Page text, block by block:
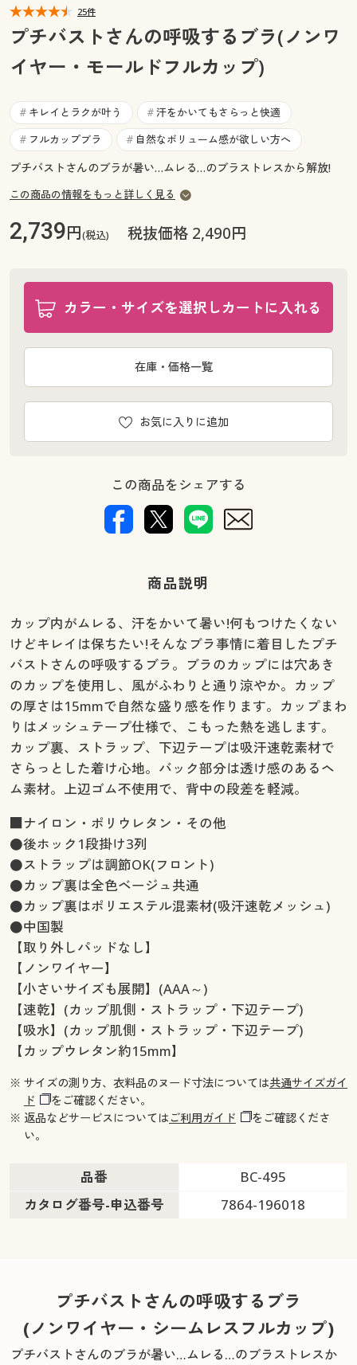
マイページ
閲覧履歴
お気に入り
サポート
ご利用ガイド
よくある質問とお問い合わせ
閲覧履歴
お気に入り
ご利用ガイド
よくある質問とお問い合わせ
25件
プチバストさんの呼吸するブラ(ノンワ
イヤー・モールドフルカップ)
# キレイとラクが叶う # 汗をかいてもさらっと快適
# フルカップブラ # 自然なボリューム感が欲しい方へ
プチバストさんのブラが暑い…ムレる…のブラストレスから解放!
この商品の情報をもっと詳しく見る
2,739円(税込) 税抜価格 2,490円
カラー・サイズを選択しカートに入れる
お気に入りに追加
在庫・価格一覧
この商品をシェアする
商品説明
カップ内がムレる、汗をかいて暑い!何もつけたくない
けどキレイは保ちたい!そんなブラ事情に着目したプチ
バストさんの呼吸するブラ。ブラのカップには穴あき
のカップを使用し、風がふわりと通り涼やか。カップ
の厚さは15mmで自然な盛り感を作ります。カップまわ
りはメッシュテープ仕様で、こもった熱を逃します。
カップ裏、ストラップ、下辺テープは吸汗速乾素材で
さらっとした着け心地。バック部分は透け感のあるヘ
ム素材。上辺ゴム不使用で、背中の段差を軽減。
■ナイロン・ポリウレタン・その他
●後ホック1段掛け3列
●ストラップは調節OK(フロント)
●カップ裏は全色ベージュ共通
●カップ裏はポリエステル混素材(吸汗速乾メッシュ)
●中国製
【取り外しパッドなし】
【ノンワイヤー】
【小さいサイズも展開】(AAA～)
【速乾】(カップ肌側・ストラップ・下辺テープ)
【吸水】(カップ肌側・ストラップ・下辺テープ)
【カップウレタン約15mm】
※ サイズの測り方、衣料品のヌード寸法については共通サイズガイ
ド
をご確認ください。
※ 返品などサービスについてはご利用ガイド
をご確認くださ
い。
品番
BC-495
カタログ番号-申込番号
7864-196018
プチバストさんの呼吸するブラ
(ノンワイヤー・シームレスフルカップ)
プチバストさんのブラが暑い…ムレる…のブラストレスか